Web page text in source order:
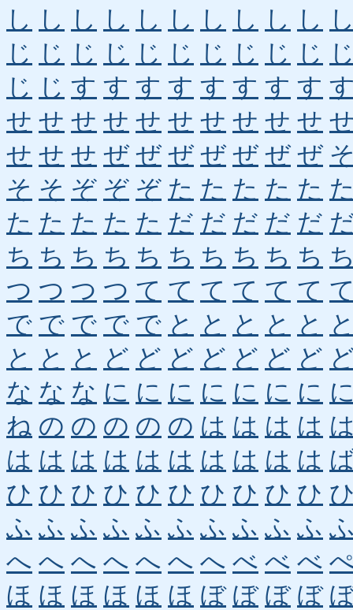
し し し し し し し し し し
じ じ じ じ じ じ じ じ じ じ
じ じ す す す す す す す す
せ せ せ せ せ せ せ せ せ せ
せ せ せ ぜ ぜ ぜ ぜ ぜ ぜ ぜ
そ そ ぞ ぞ ぞ た た た た た
た た た た た だ だ だ だ だ
ち ち ち ち ち ち ち ち ち ち
つ つ つ つ て て て て て て
で で で で で と と と と と
と と と ど ど ど ど ど ど ど
な な な に に に に に に に
ね の の の の の は は は は
は は は は は は は は は は
ひ ひ ひ ひ ひ ひ ひ ひ ひ ひ
ふ ふ ふ ふ ふ ふ ふ ふ ふ ふ
へ へ へ へ へ へ へ べ べ べ
ほ ほ ほ ほ ほ ほ ぼ ぼ ぼ ぼ